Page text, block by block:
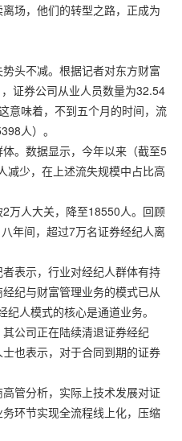
场，他们的转型之路，正成为
头不减。根据记者对东方财富
证券公司从业人员数量为32.54
意味着，不到五个月的时间，流
人）。
。数据显示，今年以来（截至5
减少，在上述流失规模中占比高
万人大关，降至18550人。回顾
年间，超过7万名证券经纪人离
表示，行业对经纪人群体有持
纪与财富管理业务的模式已从
纪人模式的核心是通道业务。
公司正在陆续清退证券经纪
也表示，对于合同到期的证券
管分析，实际上技术发展对证
环节实现全流程线上化，压缩